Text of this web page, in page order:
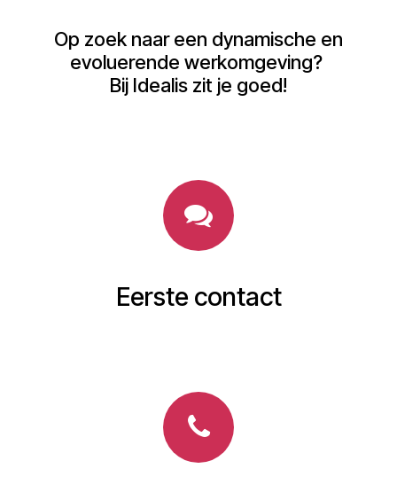
Op zoek naar een dynamische en
evoluerende werkomgeving?
Bij Idealis zit je goed!
Eerste contact